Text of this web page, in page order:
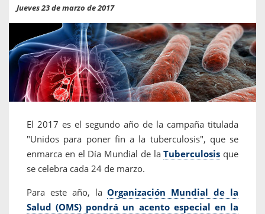
Jueves 23 de marzo de 2017
El 2017 es el segundo año de la campaña titulada
"Unidos para poner fin a la tuberculosis", que se
enmarca en el Día Mundial de laTuberculosis que
se celebra cada 24 de marzo.
Para este año, laOrganización Mundial de la
Salud (OMS) pondrá un acento especial en la